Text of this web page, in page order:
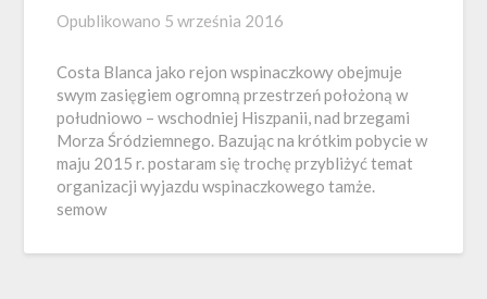
Opublikowano 5 września 2016
Costa Blanca jako rejon wspinaczkowy obejmuje
swym zasięgiem ogromną przestrzeń położoną w
południowo – wschodniej Hiszpanii, nad brzegami
Morza Śródziemnego. Bazując na krótkim pobycie w
maju 2015 r. postaram się trochę przybliżyć temat
organizacji wyjazdu wspinaczkowego tamże.
semow